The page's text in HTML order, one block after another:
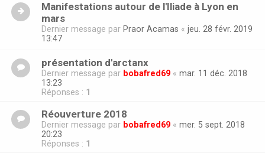
Manifestations autour de l'Iliade à Lyon en
mars
Dernier message par Praor Acamas « jeu. 28 févr. 2019
13:47
présentation d'arctanx
Dernier message par bobafred69 « mar. 11 déc. 2018
13:23
Réponses : 1
Réouverture 2018
Dernier message par bobafred69 « mer. 5 sept. 2018
20:23
Réponses : 1